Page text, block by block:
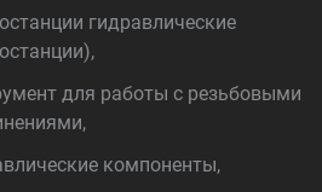
гидравлические
для работы с резьбовыми
компоненты,